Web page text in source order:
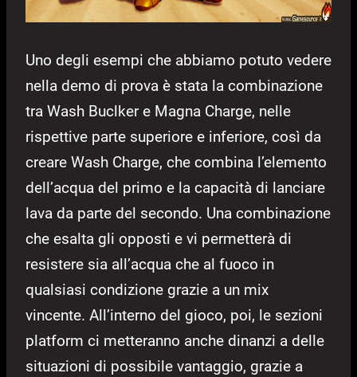
Uno degli esempi che abbiamo potuto vedere
nella demo di prova è stata la combinazione
tra Wash Buclker e Magna Charge, nelle
rispettive parte superiore e inferiore, così da
creare Wash Charge, che combina l’elemento
dell’acqua del primo e la capacità di lanciare
lava da parte del secondo. Una combinazione
che esalta gli opposti e vi permetterà di
resistere sia all’acqua che al fuoco in
qualsiasi condizione grazie a un mix
vincente. All’interno del gioco, poi, le sezioni
platform ci metteranno anche dinanzi a delle
situazioni di possibile vantaggio, grazie a